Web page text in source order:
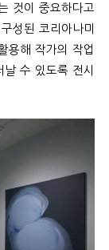
것이 중요하다고
성된 코리아나미
용해 작가의 작업
수 있도록 전시